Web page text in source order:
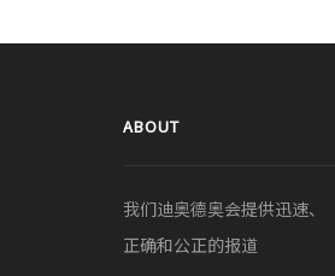
ABOUT
我们迪奥德奥会提供迅速、
正确和公正的报道